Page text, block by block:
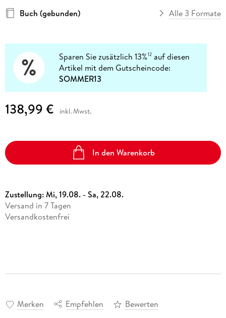
Buch (gebunden)
Alle 3 Formate
Sparen Sie zusätzlich 13%12 auf diesen
Artikel mit dem Gutscheincode:
SOMMER13
138,99 € inkl. Mwst.
In den Warenkorb
Zustellung:Mi, 19.08. - Sa, 22.08.
Versand in 7 Tagen
Versandkostenfrei
Merken Empfehlen Bewerten